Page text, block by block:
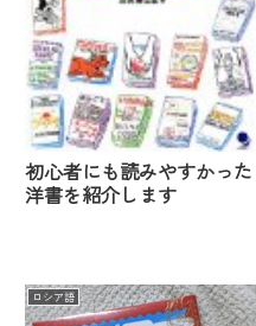
初心者にも読みやすかった
洋書を紹介します
ロシア語